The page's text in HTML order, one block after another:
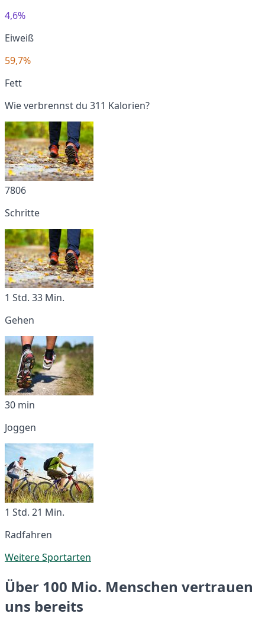
4,6%
Eiweiß
59,7%
Fett
Wie verbrennst du 311 Kalorien?
7806
Schritte
1 Std. 33 Min.
Gehen
30 min
Joggen
1 Std. 21 Min.
Radfahren
Weitere Sportarten
Über 100 Mio. Menschen vertrauen
uns bereits